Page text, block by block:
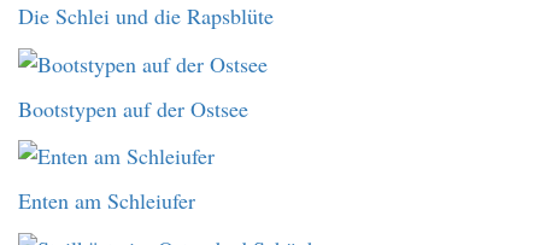
Die Schlei und die Rapsblüte
Bootstypen auf der Ostsee
Enten am Schleiufer